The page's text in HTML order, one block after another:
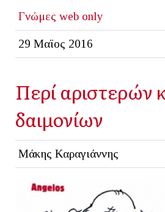
Γνώμες web only
29 Μαϊος 2016
Περί αριστερών
δαιμονίων
Μάκης Καραγιάννης